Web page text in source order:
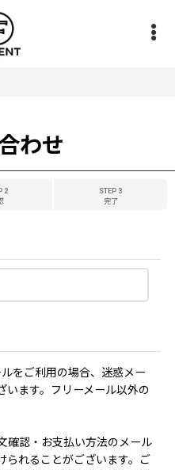
わせ
2
STEP 3
完了
をご利用の場合、迷惑メー
います。フリーメール以外の
確認・お支払い方法のメール
られることがございます。ご